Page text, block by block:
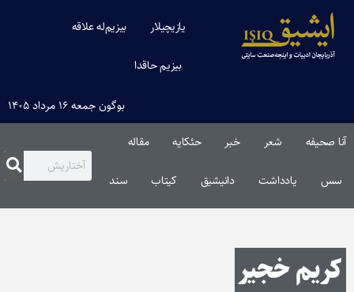
یازیچیلار بیزیم‌له علاقه
بیزیم حاقدا
بوگون جمعه ۱۶ مرداد ۱۴۰۵
آنا صحیفه شعر خبر حئکایه مقاله‌
سس یادداشت دانیشیق کیتاب سند
کریم خجیر